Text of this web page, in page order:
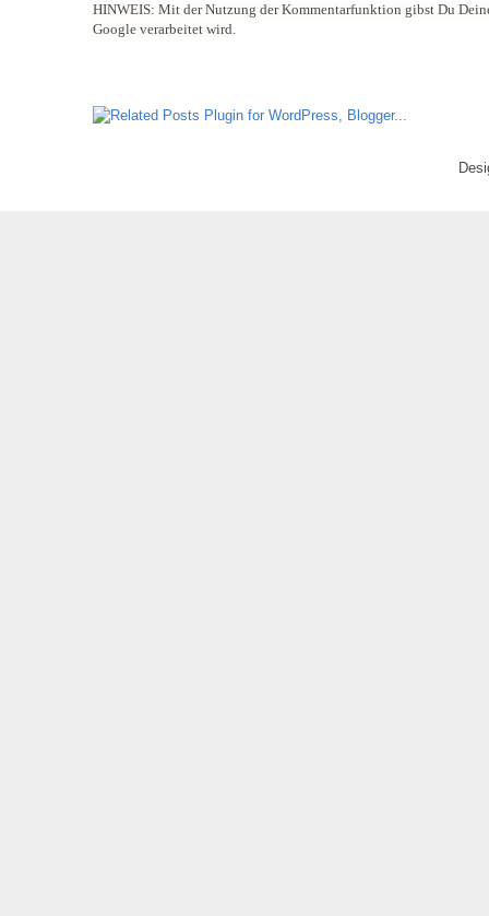
HINWEIS: Mit der Nutzung der Kommentarfunktion gibst Du
Google verarbeitet wird.